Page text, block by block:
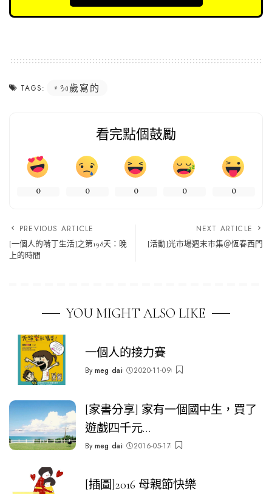
TAGS: 30歲寫的
看完點個鼓勵
0 0 0 0 0
PREVIOUS ARTICLE
[一個人的啃丁生活]之第198天：晚
上的時間
NEXT ARTICLE
[活動]光市場週末市集＠恆春西門
YOU MIGHT ALSO LIKE
一個人的接力賽
Posted
By meg dai 2020-11-09
[家書分享] 家有一個國中生，買了
遊戲四千元…
Posted
By meg dai 2016-05-17
[插圖]2016 母親節快樂